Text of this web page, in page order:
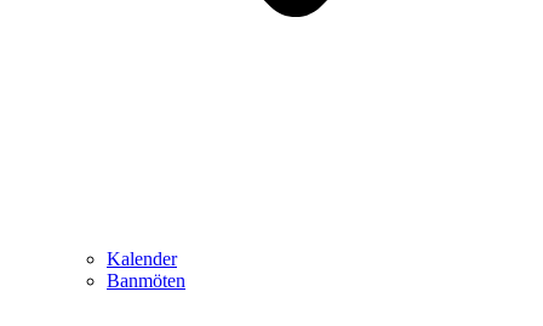
Kalender
Banmöten